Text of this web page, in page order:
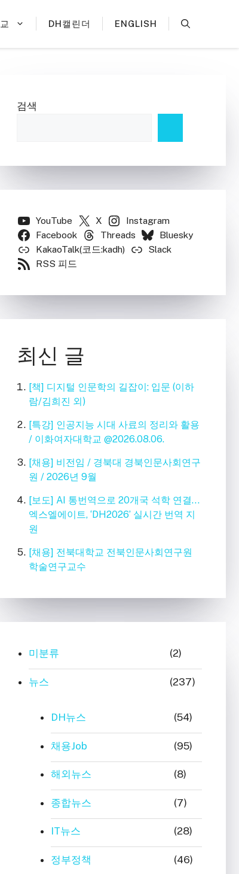
DH캘린더 ENGLISH
검색
YouTube X
Instagram
Facebook
Threads
Bluesky
KakaoTalk(코드:kadh)
Slack
RSS 피드
최신 글
[책] 디지털 인문학의 길잡이: 입문 (이하
람/김희진 외)
[특강] 인공지능 시대 사료의 정리와 활용
/ 이화여자대학교 @2026.08.06.
[채용] 비전임 / 경북대 경북인문사회연구
원 / 2026년 9월
[보도] AI 통번역으로 20개국 석학 연결…
엑스엘에이트, ‘DH2026’ 실시간 번역 지
원
[채용] 전북대학교 전북인문사회연구원
학술연구교수
미분류 (2)
뉴스 (237)
DH뉴스 (54)
채용Job (95)
해외뉴스 (8)
종합뉴스 (7)
IT뉴스 (28)
정부정책 (46)